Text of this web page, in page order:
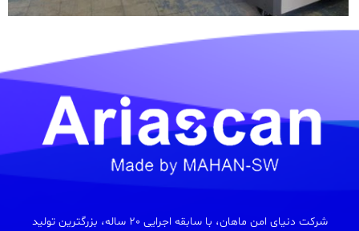
شرکت دنیای امن ماهان، با سابقه اجرایی 20 ساله، بزرگترین تولید